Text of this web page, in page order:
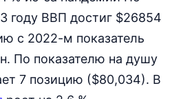
году ВВП достиг $26854
с 2022-м показатель
По показателю на душу
7 позицию ($80,034). В